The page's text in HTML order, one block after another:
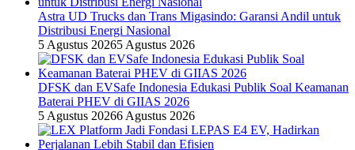
Astra UD Trucks dan Trans Migasindo: Garansi Andil untuk
Distribusi Energi Nasional
5 Agustus 20265 Agustus 2026
DFSK dan EVSafe Indonesia Edukasi Publik Soal Keamanan
Baterai PHEV di GIIAS 2026
5 Agustus 20266 Agustus 2026